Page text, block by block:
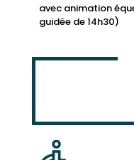
avec animation
guidée de 14h30)